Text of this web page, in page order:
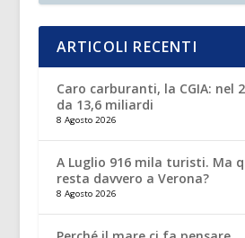
ARTICOLI RECENTI
Caro carburanti, la CGIA: nel
da 13,6 miliardi
8 Agosto 2026
A Luglio 916 mila turisti. Ma
resta davvero a Verona?
8 Agosto 2026